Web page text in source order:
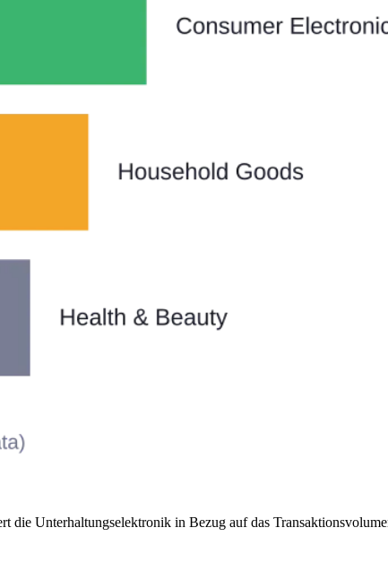
die Unterhaltungselektronik in Bezug auf das